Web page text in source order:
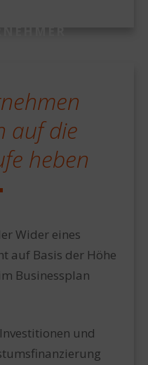
auf die
heben
Wider eines
auf Basis der Höhe
Businessplan
und